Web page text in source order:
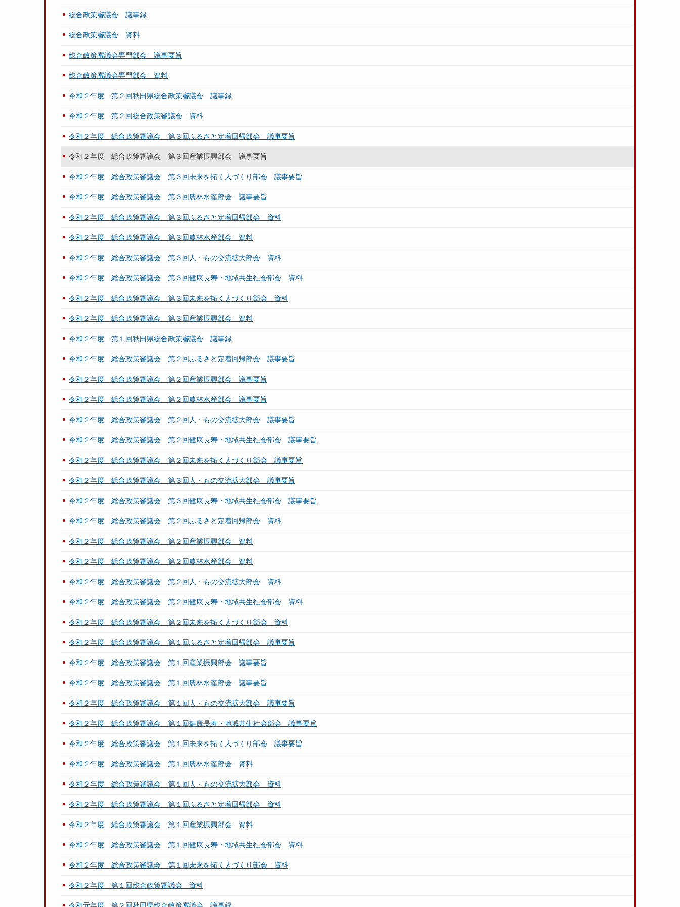
総合政策審議会 議事録
総合政策審議会 資料
総合政策審議会専門部会 議事要旨
総合政策審議会専門部会 資料
令和２年度 第２回秋田県総合政策審議会 議事録
令和２年度 第２回総合政策審議会 資料
令和２年度 総合政策審議会 第３回ふるさと定着回帰部会 議事要旨
令和２年度 総合政策審議会 第３回産業振興部会 議事要旨
令和２年度 総合政策審議会 第３回未来を拓く人づくり部会 議事要旨
令和２年度 総合政策審議会 第３回農林水産部会 議事要旨
令和２年度 総合政策審議会 第３回ふるさと定着回帰部会 資料
令和２年度 総合政策審議会 第３回農林水産部会 資料
令和２年度 総合政策審議会 第３回人・もの交流拡大部会 資料
令和２年度 総合政策審議会 第３回健康長寿・地域共生社会部会 資料
令和２年度 総合政策審議会 第３回未来を拓く人づくり部会 資料
令和２年度 総合政策審議会 第３回産業振興部会 資料
令和２年度 第１回秋田県総合政策審議会 議事録
令和２年度 総合政策審議会 第２回ふるさと定着回帰部会 議事要旨
令和２年度 総合政策審議会 第２回産業振興部会 議事要旨
令和２年度 総合政策審議会 第２回農林水産部会 議事要旨
令和２年度 総合政策審議会 第２回人・もの交流拡大部会 議事要旨
令和２年度 総合政策審議会 第２回健康長寿・地域共生社会部会 議事要旨
令和２年度 総合政策審議会 第２回未来を拓く人づくり部会 議事要旨
令和２年度 総合政策審議会 第３回人・もの交流拡大部会 議事要旨
令和２年度 総合政策審議会 第３回健康長寿・地域共生社会部会 議事要旨
令和２年度 総合政策審議会 第２回ふるさと定着回帰部会 資料
令和２年度 総合政策審議会 第２回産業振興部会 資料
令和２年度 総合政策審議会 第２回農林水産部会 資料
令和２年度 総合政策審議会 第２回人・もの交流拡大部会 資料
令和２年度 総合政策審議会 第２回健康長寿・地域共生社会部会 資料
令和２年度 総合政策審議会 第２回未来を拓く人づくり部会 資料
令和２年度 総合政策審議会 第１回ふるさと定着回帰部会 議事要旨
令和２年度 総合政策審議会 第１回産業振興部会 議事要旨
令和２年度 総合政策審議会 第１回農林水産部会 議事要旨
令和２年度 総合政策審議会 第１回人・もの交流拡大部会 議事要旨
令和２年度 総合政策審議会 第１回健康長寿・地域共生社会部会 議事要旨
令和２年度 総合政策審議会 第１回未来を拓く人づくり部会 議事要旨
令和２年度 総合政策審議会 第１回農林水産部会 資料
令和２年度 総合政策審議会 第１回人・もの交流拡大部会 資料
令和２年度 総合政策審議会 第１回ふるさと定着回帰部会 資料
令和２年度 総合政策審議会 第１回産業振興部会 資料
令和２年度 総合政策審議会 第１回健康長寿・地域共生社会部会 資料
令和２年度 総合政策審議会 第１回未来を拓く人づくり部会 資料
令和２年度 第１回総合政策審議会 資料